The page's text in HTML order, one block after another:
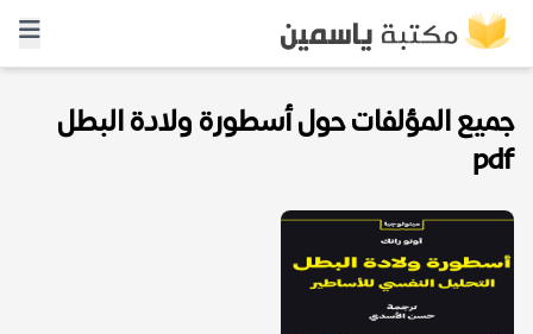
جميع المؤلفات حول أسطورة ولادة البطل
pdf